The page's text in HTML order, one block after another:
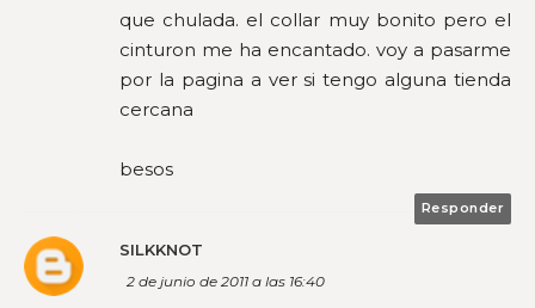
que chulada. el collar muy bonito pero el
cinturon me ha encantado. voy a pasarme
por la pagina a ver si tengo alguna tienda
cercana
besos
Responder
SILKKNOT
2 de junio de 2011 a las 16:40